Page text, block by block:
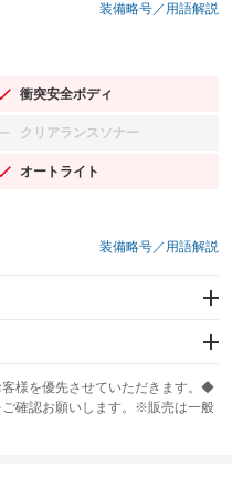
装備略号／用語解説
衝突安全ボディ
：装備あり
クリアランスソナー
：装備なし
オートライト
：装備あり
装備略号／用語解説
ABS
客様を優先させていただきます。◆
確認お願いします。※販売は一般